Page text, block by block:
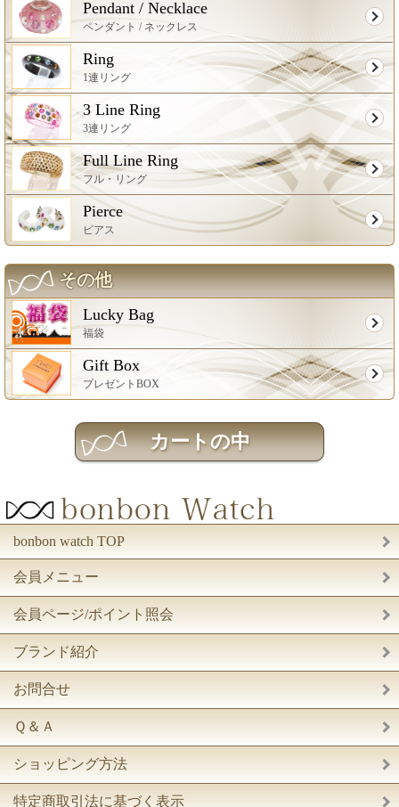
Pendant / Necklace
ペンダント / ネックレス
Ring
1連リング
3 Line Ring
3連リング
Full Line Ring
フル・リング
Pierce
ピアス
その他
Lucky Bag
福袋
Gift Box
プレゼントBOX
bonbon watch TOP
会員メニュー
会員ページ/ポイント照会
ブランド紹介
お問合せ
Ｑ＆Ａ
ショッピング方法
特定商取引法に基づく表示